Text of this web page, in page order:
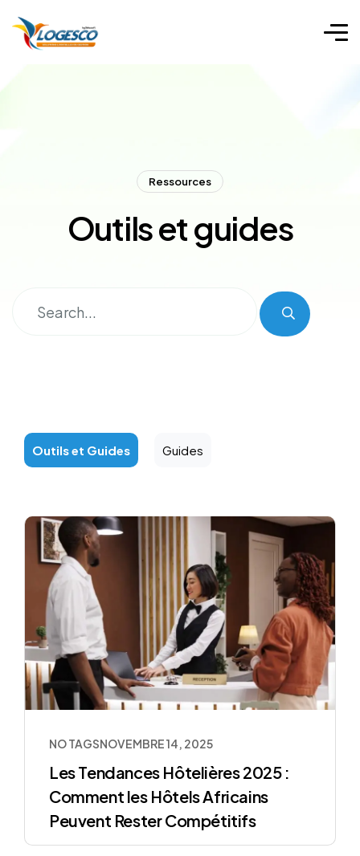
Ressources
Outils et guides
Outils et Guides Guides
NO TAGSNOVEMBRE 14, 2025
Les Tendances Hôtelières 2025 :
Comment les Hôtels Africains
Peuvent Rester Compétitifs